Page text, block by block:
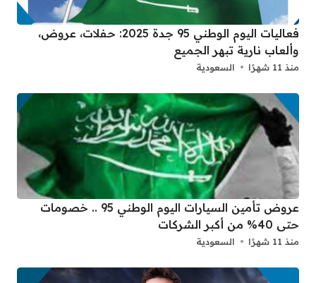
فعاليات اليوم الوطني 95 جدة 2025: حفلات، عروض،
وألعاب نارية تبهر الجميع
منذ 11 شهرًا السعودية
عروض تأمين السيارات اليوم الوطني 95 .. خصومات
حتى 40% من أكبر الشركات
منذ 11 شهرًا السعودية